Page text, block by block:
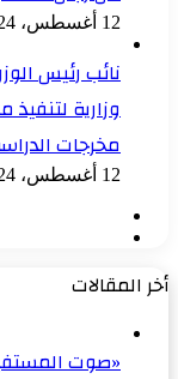
12 أغسطس، 2024
نائب رئيس
وزارية
مخرجات
12 أغسطس، 2024
أخر المقالات
«صوت